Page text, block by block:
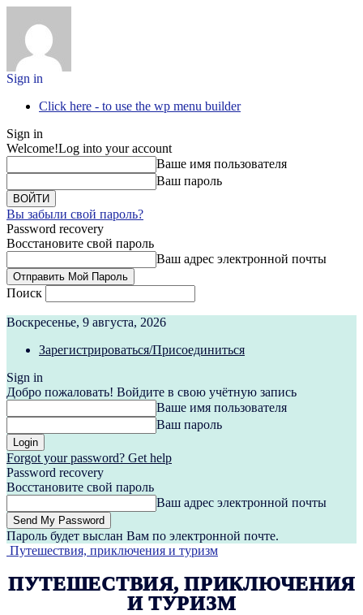
Sign in
Click here - to use the wp menu builder
Sign in
Welcome!Log into your account
Ваше имя пользователя
Ваш пароль
Вы забыли свой пароль?
Password recovery
Восстановите свой пароль
Ваш адрес электронной почты
Поиск
Воскресенье, 9 августа, 2026
Зарегистрироваться/Присоединиться
Sign in
Добро пожаловать! Войдите в свою учётную запись
Ваше имя пользователя
Ваш пароль
Forgot your password? Get help
Password recovery
Восстановите свой пароль
Ваш адрес электронной почты
Пароль будет выслан Вам по электронной почте.
Путешествия, приключения и туризм
ПУТЕШЕСТВИЯ, ПРИКЛЮЧЕНИЯ
И ТУРИЗМ